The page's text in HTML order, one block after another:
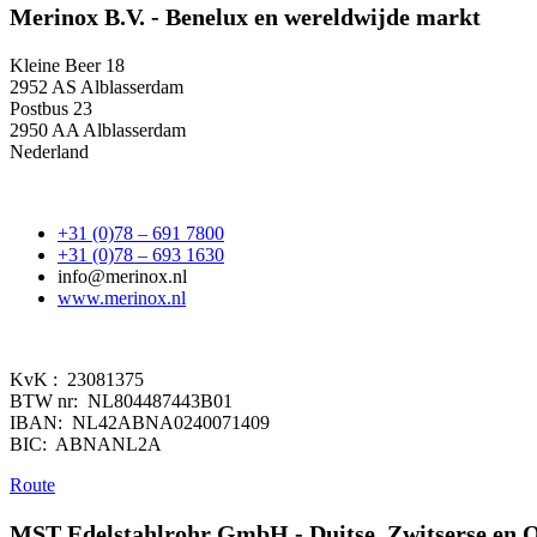
Merinox B.V. - Benelux en wereldwijde markt
Kleine Beer 18
2952 AS Alblasserdam
Postbus 23
2950 AA Alblasserdam
Nederland
+31 (0)78 – 691 7800
+31 (0)78 – 693 1630
info@merinox.nl
www.merinox.nl
KvK : 23081375
BTW nr: NL804487443B01
IBAN: NL42ABNA0240071409
BIC: ABNANL2A
Route